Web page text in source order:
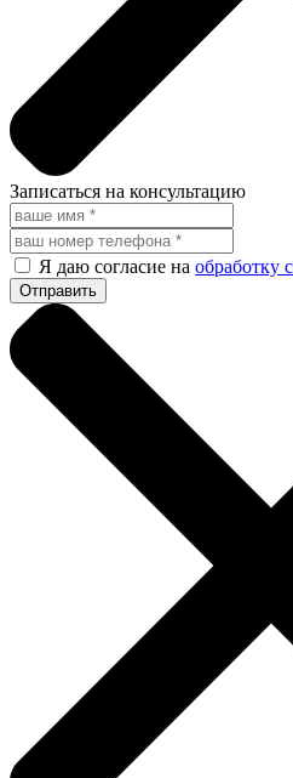
Записаться на консультацию
Я даю согласие на обработку